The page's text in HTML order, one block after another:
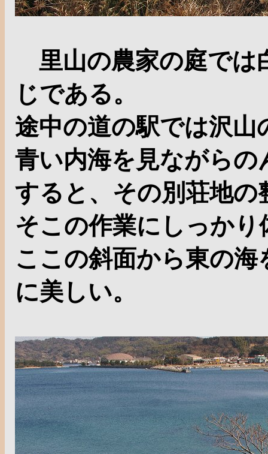
里山の農家の庭では
じである。
途中の道の駅では沢
青い内海を見ながら
すると、その別荘地
そこの作業にしっか
ここの斜面から東の
に美しい。